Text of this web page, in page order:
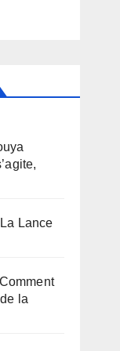
Lance
la